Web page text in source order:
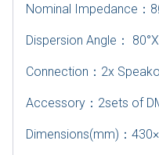
Nominal Impedance ：
Dispersion Angle ：
Connection ： 2x
Accessory ： 2sets of
Dimensions(mm) ：